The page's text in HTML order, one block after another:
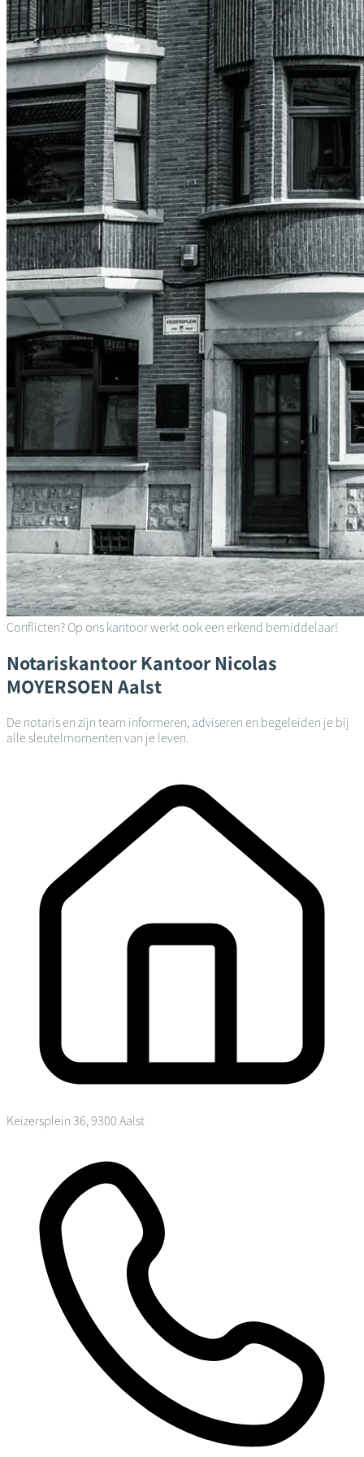
Conflicten? Op ons kantoor werkt ook een erkend bemiddelaar!
Notariskantoor Kantoor Nicolas
MOYERSOEN Aalst
De notaris en zijn team informeren, adviseren en begeleiden je bij
alle sleutelmomenten van je leven.
Keizersplein 36, 9300 Aalst